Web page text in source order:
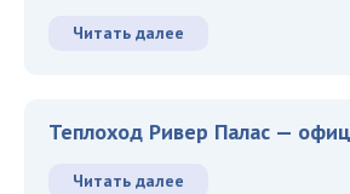
Читать далее
Теплоход Ривер Палас —
Читать далее